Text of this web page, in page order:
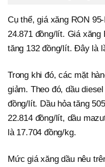
Cụ thể, giá xăng RON
24.871 đồng/lít. Giá xăng
tăng 132 đồng/lít. Đây là
Trong khi đó, các mặt
giảm. Theo đó, dầu
đồng/lít. Dầu hỏa tăng
22.814 đồng/lít, dầu
là 17.704 đồng/kg.
Mức giá xăng dầu nêu